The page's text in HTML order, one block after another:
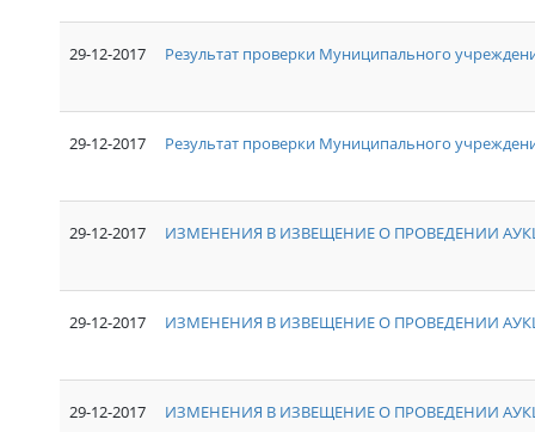
29-12-2017 Результат проверки Муниципального
29-12-2017 Результат проверки Муниципального
29-12-2017 ИЗМЕНЕНИЯ В ИЗВЕЩЕНИЕ О ПРОВЕДЕНИИ
29-12-2017 ИЗМЕНЕНИЯ В ИЗВЕЩЕНИЕ О ПРОВЕДЕНИИ
29-12-2017 ИЗМЕНЕНИЯ В ИЗВЕЩЕНИЕ О ПРОВЕДЕНИИ